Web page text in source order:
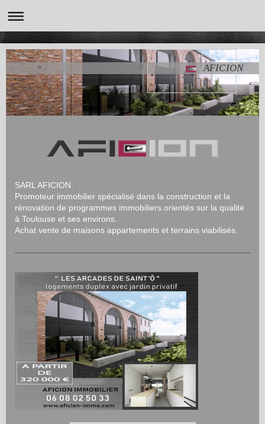
AFICION
SARL AFICION.
Promoteur immobilier spécialisé dans la construction et la
rénovation de programmes immobiliers orientés sur la qualité
à Toulouse et ses environs.
Achat vente de maisons appartements et terrains viabilisés.